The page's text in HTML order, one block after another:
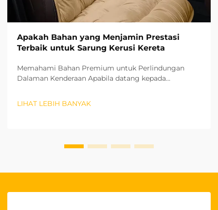
Apakah Bahan yang Menjamin Prestasi
Terbaik untuk Sarung Kerusi Kereta
Memahami Bahan Premium untuk Perlindungan
Dalaman Kenderaan Apabila datang kepada
membuat perbezaan besar dari segi estetika dan
LIHAT LEBIH BANYAK